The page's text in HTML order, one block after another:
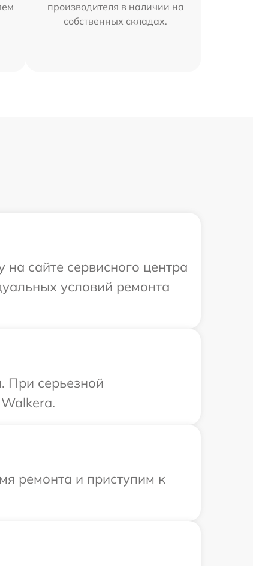
производителя в наличии на
собственных складах.
сайте сервисного центра
условий ремонта
При серьезной
ремонта и приступим к